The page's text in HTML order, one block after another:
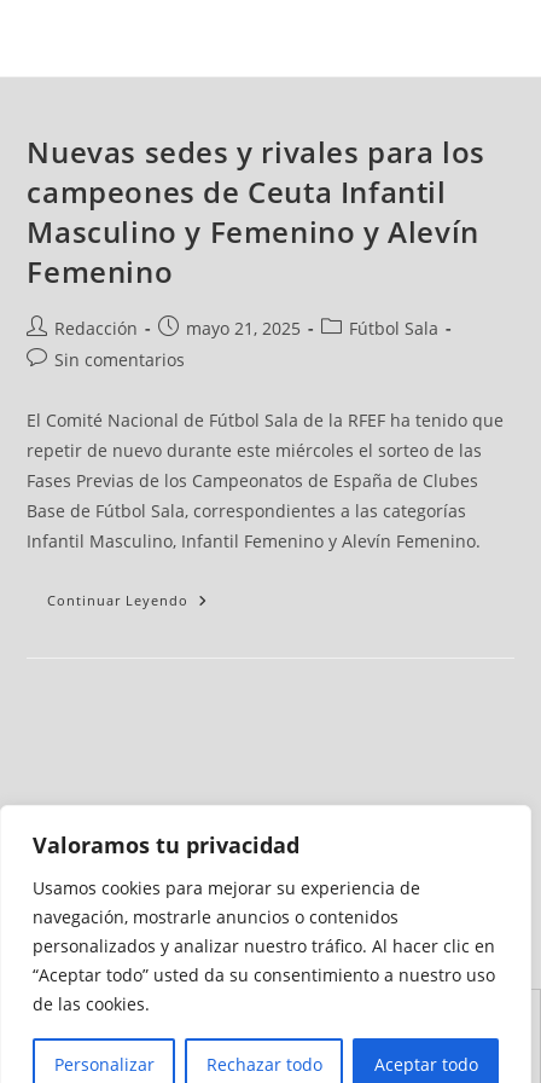
Valoramos tu privacidad
Usamos cookies para mejorar su experiencia de
navegación, mostrarle anuncios o contenidos
personalizados y analizar nuestro tráfico. Al hacer clic en
“Aceptar todo” usted da su consentimiento a nuestro uso
de las cookies.
Personalizar Rechazar todo Aceptar todo
Nuevas sedes y rivales para los
campeones de Ceuta Infantil
Masculino y Femenino y Alevín
Femenino
Redacción mayo 21, 2025
Fútbol Sala
Sin comentarios
El Comité Nacional de Fútbol Sala de la RFEF ha tenido que
repetir de nuevo durante este miércoles el sorteo de las
Fases Previas de los Campeonatos de España de Clubes
Base de Fútbol Sala, correspondientes a las categorías
Infantil Masculino, Infantil Femenino y Alevín Femenino.
Continuar Leyendo
Medio auditado por
Accesibilidad
Sitio
Cookies
Privacidad